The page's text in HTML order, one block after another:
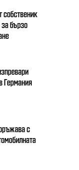
за бързо
Германия
с